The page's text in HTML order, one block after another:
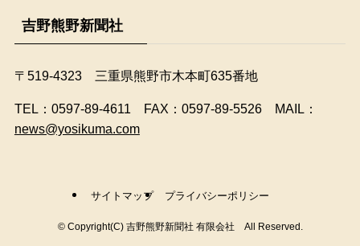
吉野熊野新聞社
〒519-4323 三重県熊野市木本町635番地
​TEL：0597-89-4611 FAX：0597-89-5526 MAIL：
news@yosikuma.com
サイトマップ プライバシーポリシー
©Copyright(C) 吉野熊野新聞社 有限会社 All Reserved.